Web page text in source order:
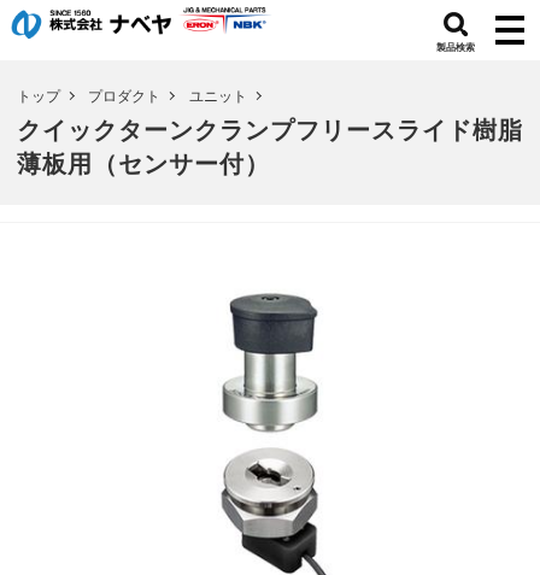
製品検索
トップ プロダクト ユニット
クイックターンクランプフリースライド樹脂
薄板用（センサー付）